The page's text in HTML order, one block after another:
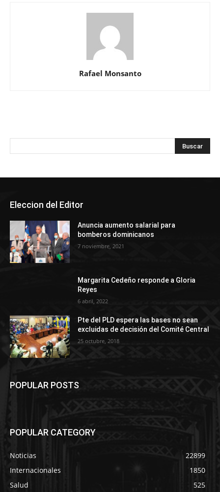
Rafael Monsanto
Eleccion del Editor
Anuncia aumento salarial para
bomberos dominicanos
7 noviembre, 2021
Margarita Cedeño responde a Gloria
Reyes
6 abril, 2022
Pte del PLD espera las bases no sean
excluidas de decisión del Comité Central
25 octubre, 2018
POPULAR POSTS
POPULAR CATEGORY
Noticias
22899
Internacionales
1850
Salud
525